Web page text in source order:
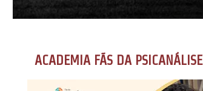
ACADEMIA FÃS DA PSICANÁLISE